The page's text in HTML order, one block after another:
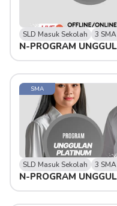
SLD Masuk Sekolah 3
N-PROGRAM
SMA
SLD Masuk Sekolah 3
N-PROGRAM